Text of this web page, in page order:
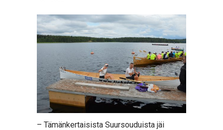
– Tämänkertaisista Suursouduista jäi